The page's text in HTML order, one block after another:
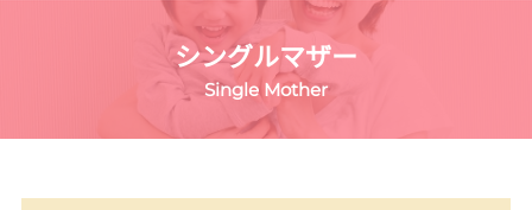
シングルマザー
Single Mother